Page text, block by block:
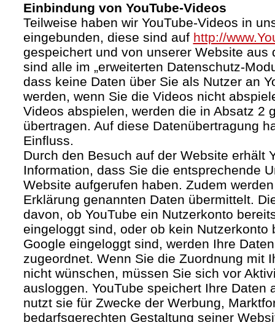
Einbindung von YouTube-Videos
Teilweise haben wir YouTube-Videos in
eingebunden, diese sind auf http://
gespeichert und von unserer Website aus
sind alle im „erweiterten Datenschutz-
dass keine Daten über Sie als Nutzer an
werden, wenn Sie die Videos nicht
Videos abspielen, werden die in Absatz 2
übertragen. Auf diese Datenübertragung
Einfluss.
Durch den Besuch auf der Website erhält
Information, dass Sie die entsprechende
Website aufgerufen haben. Zudem
Erklärung genannten Daten übermittelt.
davon, ob YouTube ein Nutzerkonto
eingeloggt sind, oder ob kein Nutzerkonto
Google eingeloggt sind, werden Ihre
zugeordnet. Wenn Sie die Zuordnung mit
nicht wünschen, müssen Sie sich vor
ausloggen. YouTube speichert Ihre Daten
nutzt sie für Zwecke der Werbung,
bedarfsgerechten Gestaltung seiner